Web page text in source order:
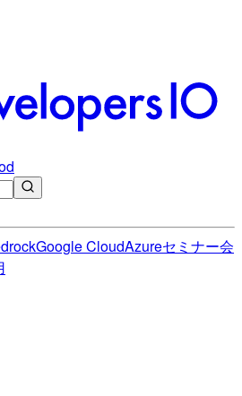
Google CloudAzureセミナー会